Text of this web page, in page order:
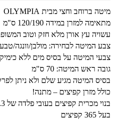
מיטה ברוחב וחצי מבית OLYMPIA
מתאימה למזרן במידה 120/190 ס"מ
עשויה עץ אורן מלא חזק וטוב
צבע המיטה לבחירה: מולבן/וונגה/
צבעי המיטה על בסיס מים ללא
גובה ראש המיטה: 70 ס"מ
בסיס המיטה מגיע שלם ולא ניתן
כולל מזרן קפיצים – מתנה!
בנוי מכרית קפיצים בעובי פלדה של 2.3 מ"מ
בעל 365 קפיצים